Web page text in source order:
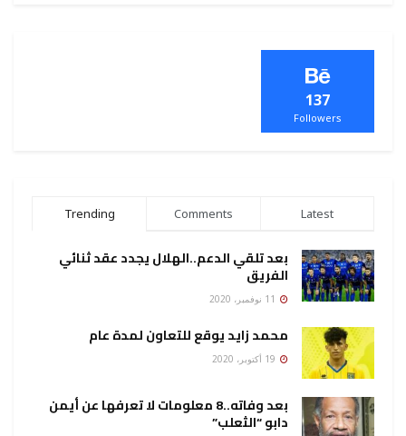
137
Followers
Trending Comments Latest
بعد تلقي الدعم..الهلال يجدد عقد ثنائي
الفريق
محمد زايد يوقع للتعاون لمدة عام
بعد وفاته..8 معلومات لا تعرفها عن أيمن
دابو “الثعلب”